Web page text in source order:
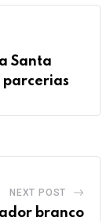
Santa
parcerias
NEXT POST
branco